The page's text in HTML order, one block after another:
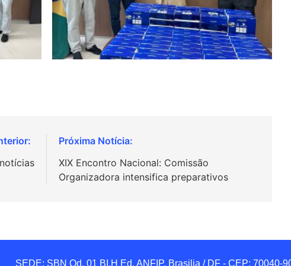
XIX Encontro Nacional: Comissão
Organizadora intensifica preparativos
SEDE: SBN Qd. 01 BI.H Ed. ANFIP, Brasilia / DF - CEP: 70040-